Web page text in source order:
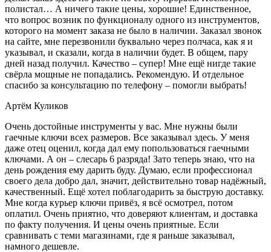
полистал… А ничего такие цены, хорошие! Единственное,
что вопрос возник по функционалу одного из инструментов,
которого на момент заказа не было в наличии. Заказал звонок
на сайте, мне перезвонили буквально через полчаса, как я и
указывал, и сказали, когда в наличии будет. В общем, пару
дней назад получил. Качество – супер! Мне ещё нигде такие
свёрла мощные не попадались. Рекомендую. И отдельное
спасибо за консультацию по телефону – помогли выбрать!
Артём Куликов
Очень достойные инструменты у вас. Мне нужны были
гаечные ключи всех размеров. Все заказывал здесь. У меня
даже отец оценил, когда дал ему попользоваться гаечными
ключами. А он – слесарь 6 разряда! Зато теперь знаю, что на
день рождения ему дарить буду. Думаю, если профессионал
своего дела добро дал, значит, действительно товар надёжный,
качественный. Ещё хотел поблагодарить за быструю доставку.
Мне когда курьер ключи привёз, я всё осмотрел, потом
оплатил. Очень приятно, что доверяют клиентам, и доставка
по факту получения. И цены очень приятные. Если
сравнивать с теми магазинами, где я раньше заказывал,
намного дешевле.